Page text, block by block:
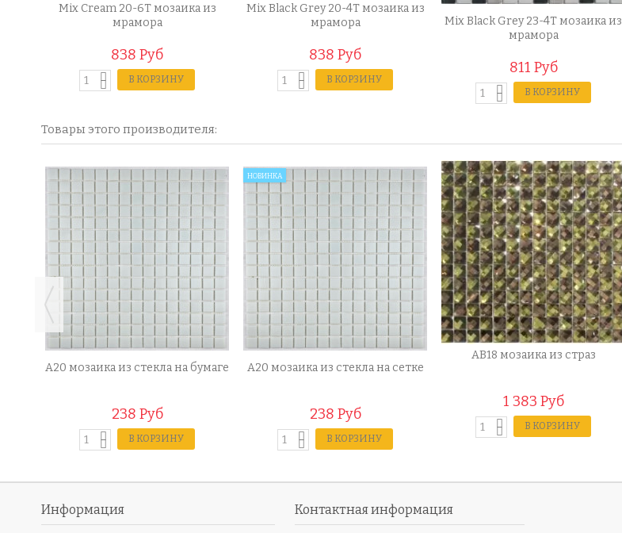
Mix Cream 20-6T мозаика из
мрамора
838 Руб
В КОРЗИНУ
Mix Black Grey 20-4T мозаика из
мрамора
838 Руб
В КОРЗИНУ
Mix Black Grey 23-4T мозаика из
мрамора
811 Руб
В КОРЗИНУ
Товары этого производителя:
A20 мозаика из стекла на бумаге
238 Руб
В КОРЗИНУ
НОВИНКА
A20 мозаика из стекла на сетке
238 Руб
В КОРЗИНУ
AB18 мозаика из страз
1 383 Руб
В КОРЗИНУ
Информация Контактная информация